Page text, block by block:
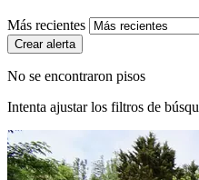
Más recientes
Crear alerta
No se encontraron pisos
Intenta ajustar los filtros de